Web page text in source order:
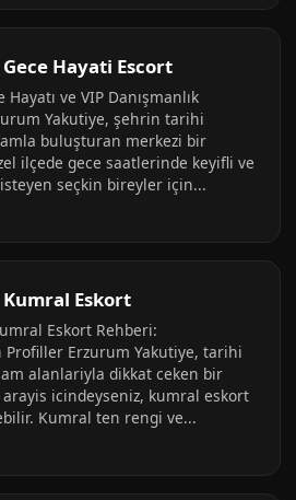
Hayati Escort
ve VIP Danışmanlık
Yakutiye, şehrin tarihi
buluşturan merkezi bir
ilçede gece saatlerinde keyifli ve
seçkin bireyler için...
Eskort
Eskort Rehberi:
Erzurum Yakutiye, tarihi
alanlariyla dikkat ceken bir
icindeyseniz, kumral eskort
Kumral ten rengi ve...